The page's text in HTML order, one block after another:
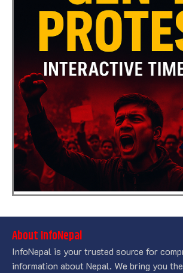
About InfoNepal
InfoNepal is your trusted source for
information about Nepal. We bring you